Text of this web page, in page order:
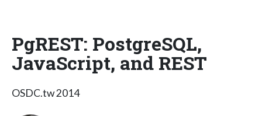
PgREST: PostgreSQL,
JavaScript, and REST
OSDC.tw 2014